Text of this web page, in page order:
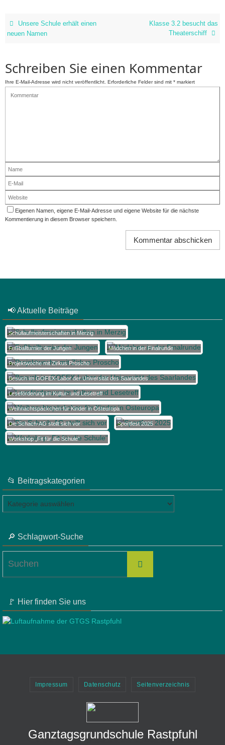
Unsere Schule erhält einen
neuen Namen
Klasse 3.2 besucht das
Theaterschiff
Schreiben Sie einen Kommentar
Ihre E-Mail-Adresse wird nicht veröffentlicht. Erforderliche Felder sind mit * markiert
Eigenen Namen, eigene E-Mail-Adresse und eigene Website für die nächste
Kommentierung in diesem Browser speichern.
📢 Aktuelle Beiträge
Schullaufmeisterschaften in Merzig
Fußballturnier der Jungen Mädchen in der Finalrunde
Projektwoche mit Zirkus Proscho
Besuch im GOFEX-Labor der Universität des Saarlandes
Leseförderung im Kultur- und Lesetreff
Weihnachtspäckchen für Kinder in Osteuropa
Die Schach-AG stellt sich vor Sportfest 2025
Workshop „Fit für die Schule“
📂 Beitragskategorien
📂
Beitragskategorien
🔎 Schlagwort-Suche
Suchen
🚩 Hier finden Sie uns
Impressum Datenschutz Seitenverzeichnis
Ganztagsgrundschule Rastpfuhl